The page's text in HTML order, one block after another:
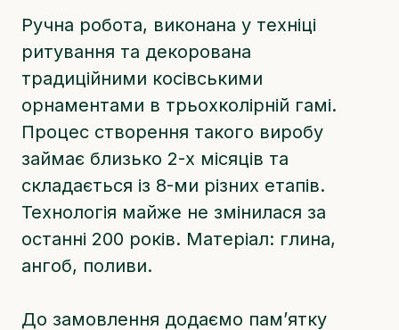
Ручна робота, виконана у техніці
ритування та декорована
традиційними косівськими
орнаментами в трьохколірній гамі.
Процес створення такого виробу
займає близько 2-х місяців та
складається із 8-ми різних етапів.
Технологія майже не змінилася за
останні 200 років. Матеріал: глина,
ангоб, поливи.
До замовлення додаємо памʼятку